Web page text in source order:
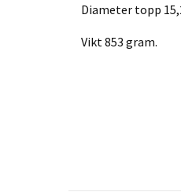
Diameter topp
Vikt 853 gram.